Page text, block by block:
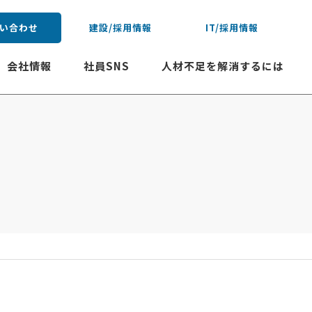
合わせ 建設/採用情報 IT/採用情報
会社情報 社員SNS 人材不足を解消するには